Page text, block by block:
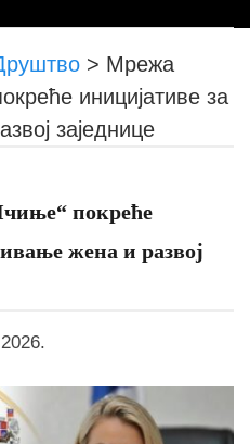
> Мрежа
иницијативе за
заједнице
покреће
жена и развој